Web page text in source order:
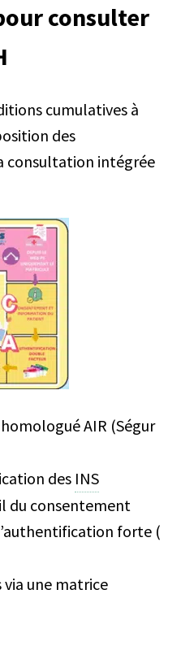
consulter
cumulatives à
des
consultation intégrée
homologué AIR (Ségur
des INS
du consentement
forte (
via une matrice